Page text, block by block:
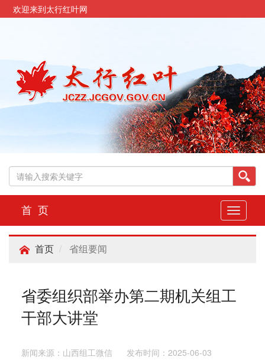
欢迎来到太行红叶网
切
换
导
首 页
首页 省组要闻
省委组织部举办第二期机关组工
干部大讲堂
新闻来源：山西组工微信 发布时间：2025-06-03